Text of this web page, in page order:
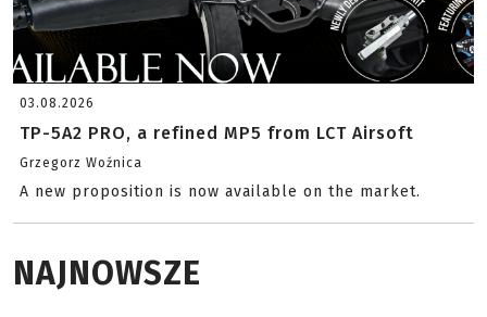
03.08.2026
TP-5A2 PRO, a refined MP5 from LCT Airsoft
Grzegorz Woźnica
A new proposition is now available on the market.
NAJNOWSZE